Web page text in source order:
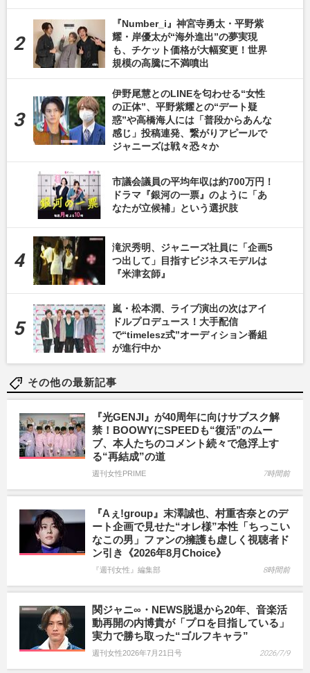
『Number_i』神宮寺勇太・平野紫
耀・岸優太が“海外進出”の夢実現
も、チケット価格が大幅変更！世界
規模の高騰に不満噴出
伊野尾慧とのLINEを匂わせる“女性
の正体”、平野紫耀との“デート疑
惑”や高橋海人には「普段からあんな
感じ」投稿連発、繋がりアピールで
ジャニーズは戦々恐々か
市議会議員の平均年収は約700万円！
ドラマ『銀河の一票』のように「あ
なたが立候補」という選択肢
滝沢秀明、ジャニーズ社員に「企画5
つ出して」目指すビジネスモデルは
『米津玄師』
嵐・松本潤、ライブ演出の次はアイ
ドルプロデュース！大手配信
で“timelesz式”オーディション番組
が進行中か
その他の最新記事
『光GENJI』が40周年に向けサブスク解
禁！BOOWYにSPEEDも“復活”のムー
ブ、本人たちのコメント続々で急浮上す
る“再結成”の道
週刊女性PRIME 7時間前
『Aぇ!group』末澤誠也、村重杏奈とのデ
ート企画で見せた“オレ様”本性「ちっこい
なこの男」ファンの擁護も虚しく視聴者ド
ン引き《2026年8月Choice》
『週刊女性』編集部 8時間前
関ジャニ∞・NEWS脱退から20年、音楽活
動再開の内博貴が「プロを目指している」
実力で勝ち取った“ゴルフキャラ”
週刊女性2026年7月21日号 2026/7/9